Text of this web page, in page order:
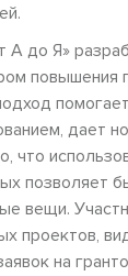
А до Я»
повышения
дает
что
позволяет
вещи.
проектов,
на